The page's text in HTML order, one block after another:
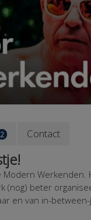
2 Contact
(nog) beter
en van in-